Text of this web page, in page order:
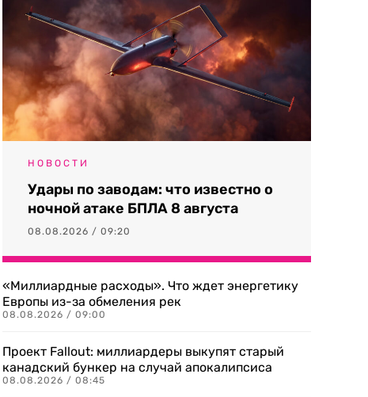
НОВОСТИ
Удары по заводам: что известно о
ночной атаке БПЛА 8 августа
08.08.2026 / 09:20
«Миллиардные расходы». Что ждет энергетику
Европы из-за обмеления рек
08.08.2026 / 09:00
Проект Fallout: миллиардеры выкупят старый
канадский бункер на случай апокалипсиса
08.08.2026 / 08:45